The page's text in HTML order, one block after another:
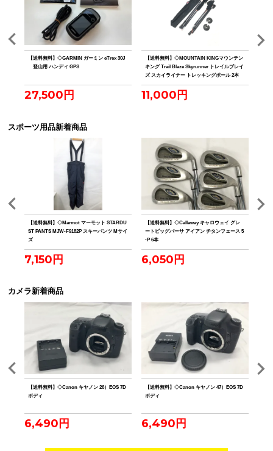
【送料無料】◇GARMIN ガーミン eTrex 30J
登山用 ハンディ GPS
27,500円
【送料無料】◇MOUNTAIN KINGマウンテン
キング Trail Blaze Skyrunner トレイルブレイ
ズ スカイライナー トレッキングポール 2本
11,000円
スポーツ用品新着商品
【送料無料】◇Marmot マーモット STARDU
ST PANTS MJW-F9182P スキーパンツ Mサイ
ズ
7,150円
【送料無料】◇Callaway キャロウェイ グレ
ートビッグバーサ アイアン チタンフェース 5
-P 6本
6,050円
カメラ新着商品
【送料無料】◇Canon キヤノン 26）EOS 7D
ボディ
6,490円
【送料無料】◇Canon キヤノン 47）EOS 7D
ボディ
6,490円